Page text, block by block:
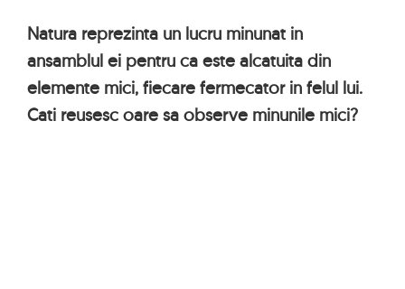
Natura reprezinta un lucru minunat in
ansamblul ei pentru ca este alcatuita din
elemente mici, fiecare fermecator in felul lui.
Cati reusesc oare sa observe minunile mici?